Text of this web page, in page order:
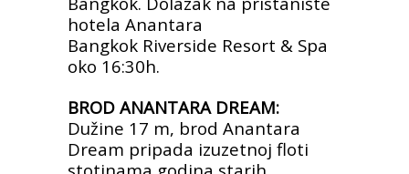
hotela Anantara
Bangkok Riverside Resort & Spa
oko 16:30h.
BROD ANANTARA DREAM:
Dužine 17 m, brod Anantara
Dream pripada izuzetnoj floti